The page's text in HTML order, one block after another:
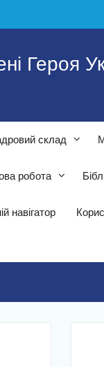
Героя
склад
робота
навігатор